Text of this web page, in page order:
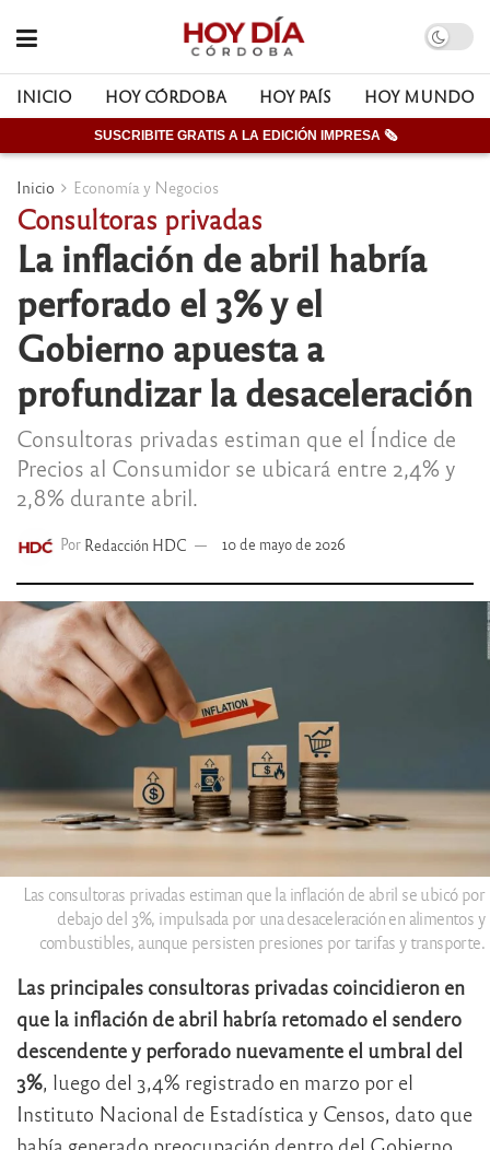
INICIO HOY CÓRDOBA HOY PAÍS HOY MUNDO
SUSCRIBITE GRATIS A LA EDICIÓN IMPRESA 🗞
Inicio Economía y Negocios
Consultoras privadas
La inflación de abril habría
perforado el 3% y el
Gobierno apuesta a
profundizar la desaceleración
Consultoras privadas estiman que el Índice de
Precios al Consumidor se ubicará entre 2,4% y
2,8% durante abril.
Por Redacción HDC 10 de mayo de 2026
Las consultoras privadas estiman que la inflación de abril se ubicó por
debajo del 3%, impulsada por una desaceleración en alimentos y
combustibles, aunque persisten presiones por tarifas y transporte.
Las principales consultoras privadas coincidieron en
que la inflación de abril habría retomado el sendero
descendente y perforado nuevamente el umbral del
3%, luego del 3,4% registrado en marzo por el
Instituto Nacional de Estadística y Censos, dato que
había generado preocupación dentro del Gobierno